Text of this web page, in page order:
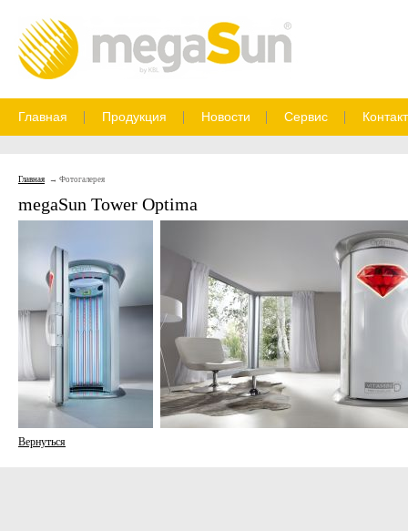
Главная Продукция Новости Сервис
Главная Фотогалерея
megaSun Tower Optima
Вернуться